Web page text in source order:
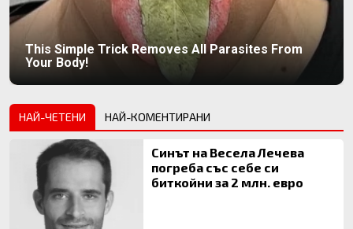
This Simple Trick Removes All Parasites From
Your Body!
НАЙ-ЧЕТЕНИ НАЙ-КОМЕНТИРАНИ
Синът на Весела Лечева
погреба със себе си
биткойни за 2 млн. евро